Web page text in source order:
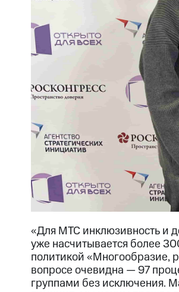
«Для МТС инклюзивность и
уже насчитывается более
политикой «Многообразие,
вопросе очевидна — 97
группами без исключения.